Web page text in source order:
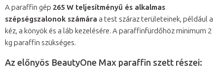
A paraffin gép 265 W teljesítményű és alkalmas
szépségszalonok számára a test száraz területeinek, például a
kéz, a könyök és a láb kezelésére. A paraffinfürdőhöz minimum 2
kg paraffin szükséges.
Az előnyös BeautyOne Max paraffin szett részei: